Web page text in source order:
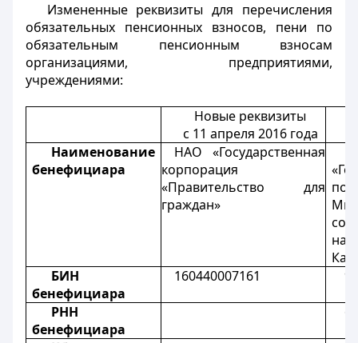
Измененные реквизиты для перечисления
обязательных пенсионных взносов, пени по
обязательным пенсионным взносам
организациями, предприятиями,
учреждениями:
Новые реквизиты
с 11 апреля 2016 года
Наименование
бенефициара
НАО «Государственная
корпорация
«Правительство для
граждан»
по
БИН
бенефициара
160440007161
РНН
бенефициара